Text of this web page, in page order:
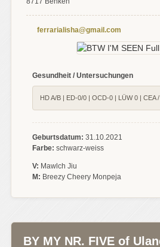
ferrarialisha@gmail.com
Gesundheit / Untersuchungen
HD A/B | ED-0/0 | OCD-0 | LÜW 0 | CEA
Geburtsdatum: 31.10.2021
Farbe: schwarz-weiss
V: Mawlch Jiu
M: Breezy Cheery Monpeja
BY MY NR. FIVE of